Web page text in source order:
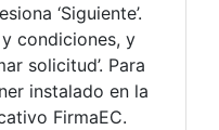
‘Siguiente’.
condiciones, y
solicitud’. Para
instalado en la
FirmaEC.